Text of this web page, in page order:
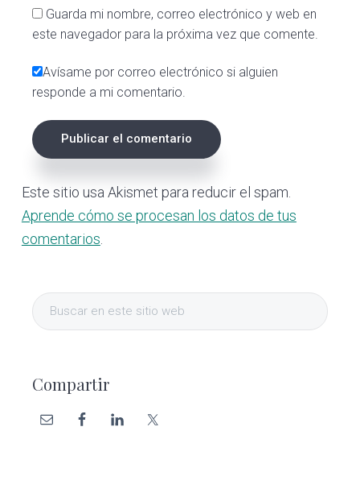
Guarda mi nombre, correo electrónico y web en
este navegador para la próxima vez que comente.
Avísame por correo electrónico si alguien
responde a mi comentario.
Este sitio usa Akismet para reducir el spam.
Aprende cómo se procesan los datos de tus
comentarios
Barra
lateral
Buscar
en
web
Compartir